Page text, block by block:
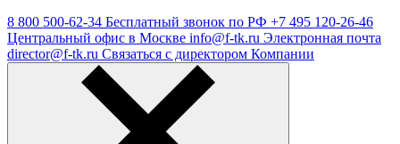
8 800 500-62-34 Бесплатный звонок по РФ +7 495 120-26-46
Центральный офис в Москве info@f-tk.ru Электронная почта
director@f-tk.ru Связаться с директором Компании